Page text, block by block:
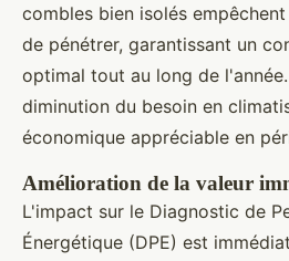
combles bien isolés
de pénétrer, garantissant un
optimal tout au long de
diminution du besoin en
économique appréciable en
Amélioration de la valeur
L'impact sur le Diagnostic de
Énergétique (DPE) est